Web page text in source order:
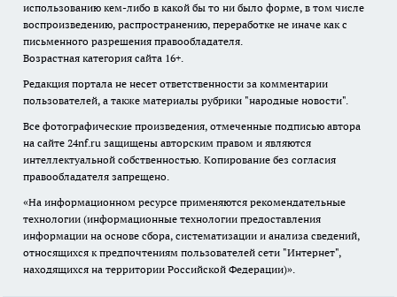
использованию кем-либо в какой бы то ни было форме, в том числе
воспроизведению, распространению, переработке не иначе как с
письменного разрешения правообладателя.
Возрастная категория сайта 16+.
Редакция портала не несет ответственности за комментарии
пользователей, а также материалы рубрики "народные новости".
Все фотографические произведения, отмеченные подписью автора
на сайте 24nf.ru защищены авторским правом и являются
интеллектуальной собственностью. Копирование без согласия
правообладателя запрещено.
«На информационном ресурсе применяются рекомендательные
технологии (информационные технологии предоставления
информации на основе сбора, систематизации и анализа сведений,
относящихся к предпочтениям пользователей сети "Интернет",
находящихся на территории Российской Федерации)».